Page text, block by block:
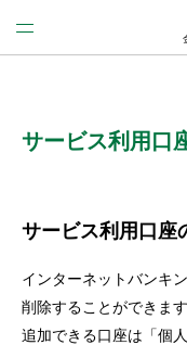
(
サービス利用口
サービス利用口座
インターネットバンキ
削除することができます
追加できる口座は「個